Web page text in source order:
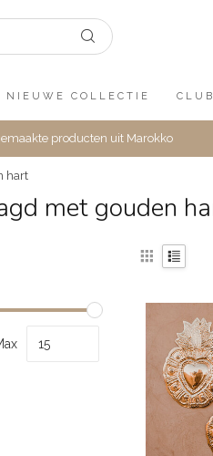
NIEUWE COLLECTIE
producten uit Marokko
hart
met gouden